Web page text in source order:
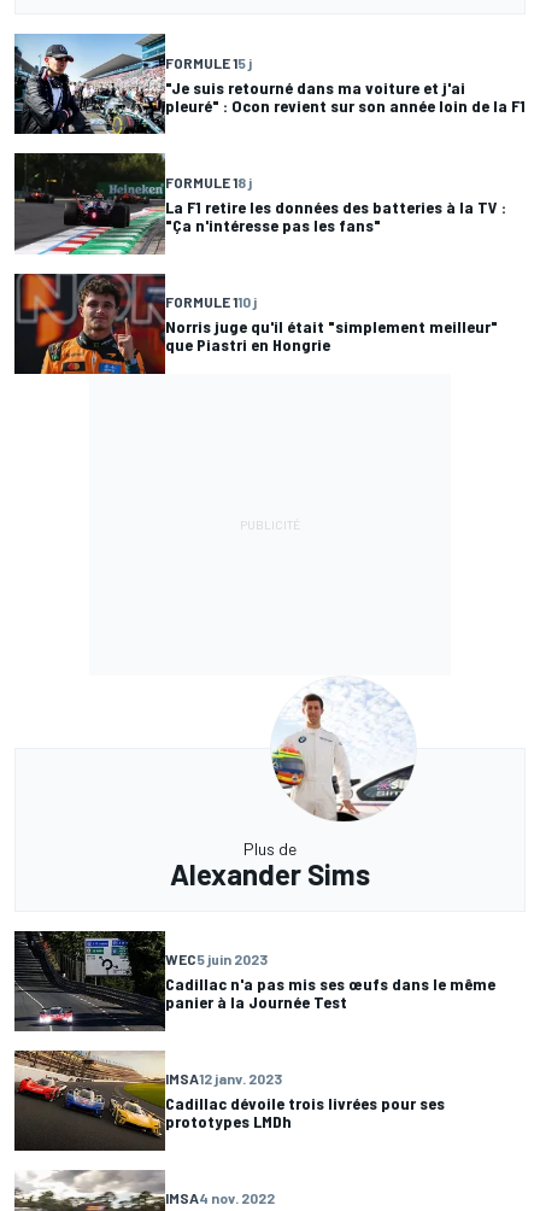
FORMULE 15 j
"Je suis retourné dans ma voiture et j'ai
pleuré" : Ocon revient sur son année loin de la F1
FORMULE 18 j
La F1 retire les données des batteries à la TV :
"Ça n'intéresse pas les fans"
FORMULE 110 j
Norris juge qu'il était "simplement meilleur"
que Piastri en Hongrie
Plus de
Alexander Sims
WEC5 juin 2023
Cadillac n'a pas mis ses œufs dans le même
panier à la Journée Test
IMSA12 janv. 2023
Cadillac dévoile trois livrées pour ses
prototypes LMDh
IMSA4 nov. 2022